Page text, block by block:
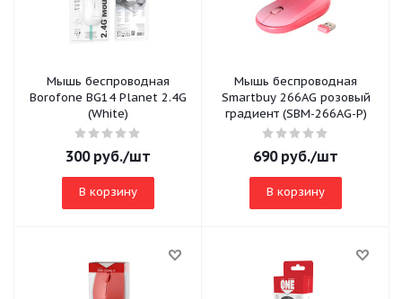
Мышь беспроводная
Borofone BG14 Planet 2.4G
(White)
300руб./шт
В корзину
Мышь беспроводная
Smartbuy 266AG розовый
градиент (SBM-266AG-P)
690руб./шт
В корзину